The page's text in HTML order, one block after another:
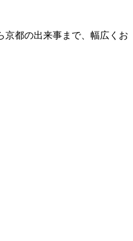
京都の出来事まで、幅広くお